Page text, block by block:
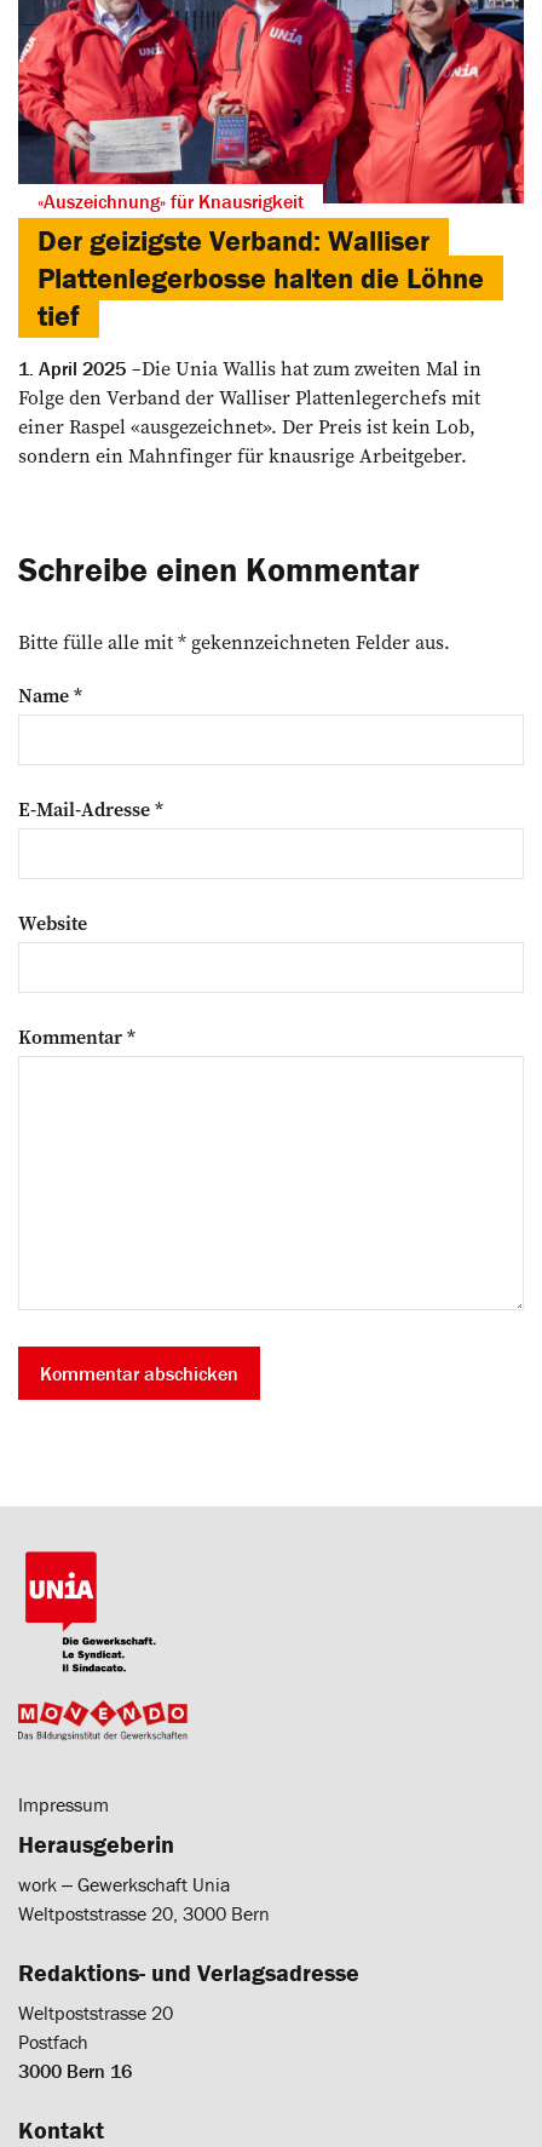
«Auszeichnung» für Knausrigkeit
Der geizigste Verband: Walliser
Plattenlegerbosse halten die Löhne
tief
1. April 2025
Die Unia Wallis hat zum zweiten Mal in
Folge den Verband der Walliser Plattenlegerchefs mit
einer Raspel «ausgezeichnet». Der Preis ist kein Lob,
sondern ein Mahnfinger für knausrige Arbeitgeber.
Schreibe einen Kommentar
Bitte fülle alle mit * gekennzeichneten Felder aus.
Name*
E-Mail-Adresse*
Website
Kommentar*
Impressum
Herausgeberin
work ‒ Gewerkschaft Unia
Weltpoststrasse 20, 3000 Bern
Redaktions- und Verlagsadresse
Weltpoststrasse 20
Postfach
3000 Bern 16
Kontakt